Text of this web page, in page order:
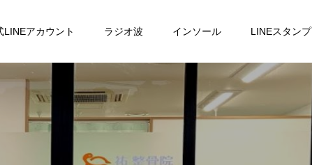
LINEアカウント ラジオ波 インソール LINEスタンプ